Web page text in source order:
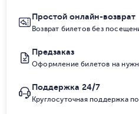
Простой онлайн-возврат
Возврат билетов без
Предзаказ
Оформление билетов на
Поддержка 24/7
Круглосуточная поддержка